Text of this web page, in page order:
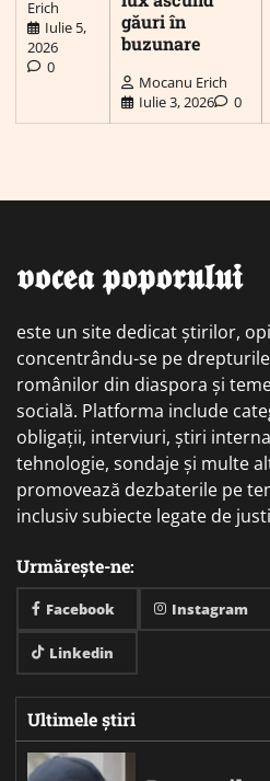
Erich
Iulie 5,
2026
0
găuri în
buzunare
Mocanu Erich
Iulie 3, 2026
0
𝖛𝖔𝖈𝖊𝖆 𝖕𝖔𝖕𝖔𝖗𝖚𝖑𝖚𝖎
este un site dedicat știrilor,
concentrându-se pe
românilor din diaspora și
socială. Platforma include
obligații, interviuri, știri
tehnologie, sondaje și multe
promovează dezbaterile pe
inclusiv subiecte legate de
Urmărește-ne:
Facebook Instagram
Linkedin
Ultimele știri